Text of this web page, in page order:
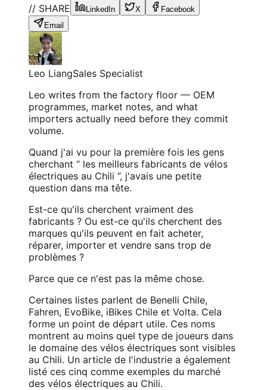
// SHARE
LinkedIn X
Facebook
Email
Leo LiangSales Specialist
Leo writes from the factory floor — OEM
programmes, market notes, and what
importers actually need before they commit
volume.
Quand j'ai vu pour la première fois les gens
cherchant “ les meilleurs fabricants de vélos
électriques au Chili ”, j'avais une petite
question dans ma tête.
Est-ce qu'ils cherchent vraiment des
fabricants ? Ou est-ce qu'ils cherchent des
marques qu'ils peuvent en fait acheter,
réparer, importer et vendre sans trop de
problèmes ?
Parce que ce n'est pas la même chose.
Certaines listes parlent de Benelli Chile,
Fahren, EvoBike, iBikes Chile et Volta. Cela
forme un point de départ utile. Ces noms
montrent au moins quel type de joueurs dans
le domaine des vélos électriques sont visibles
au Chili. Un article de l'industrie a également
listé ces cinq comme exemples du marché
des vélos électriques au Chili.